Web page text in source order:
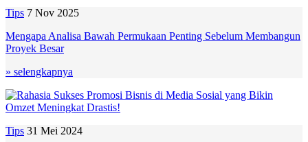
Tips 7 Nov 2025
Mengapa Analisa Bawah Permukaan Penting Sebelum Membangun
Proyek Besar
» selengkapnya
Tips 31 Mei 2024